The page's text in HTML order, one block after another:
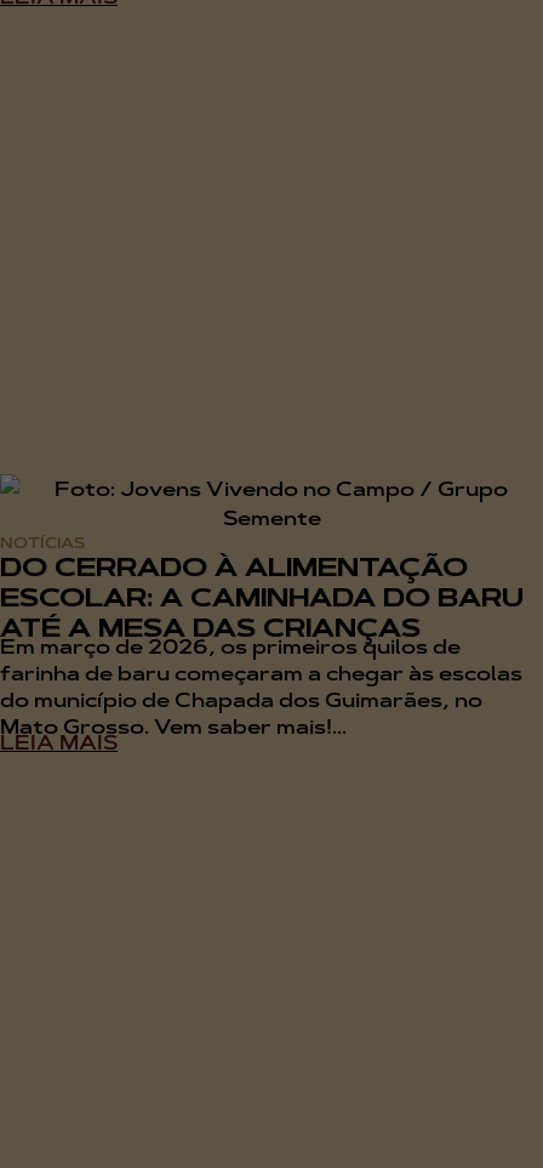
NOTÍCIAS
DO CERRADO À ALIMENTAÇÃO
ESCOLAR: A CAMINHADA DO BARU
ATÉ A MESA DAS CRIANÇAS
Em março de 2026, os primeiros quilos de
farinha de baru começaram a chegar às escolas
do município de Chapada dos Guimarães, no
Mato Grosso. Vem saber mais!...
LEIA MAIS